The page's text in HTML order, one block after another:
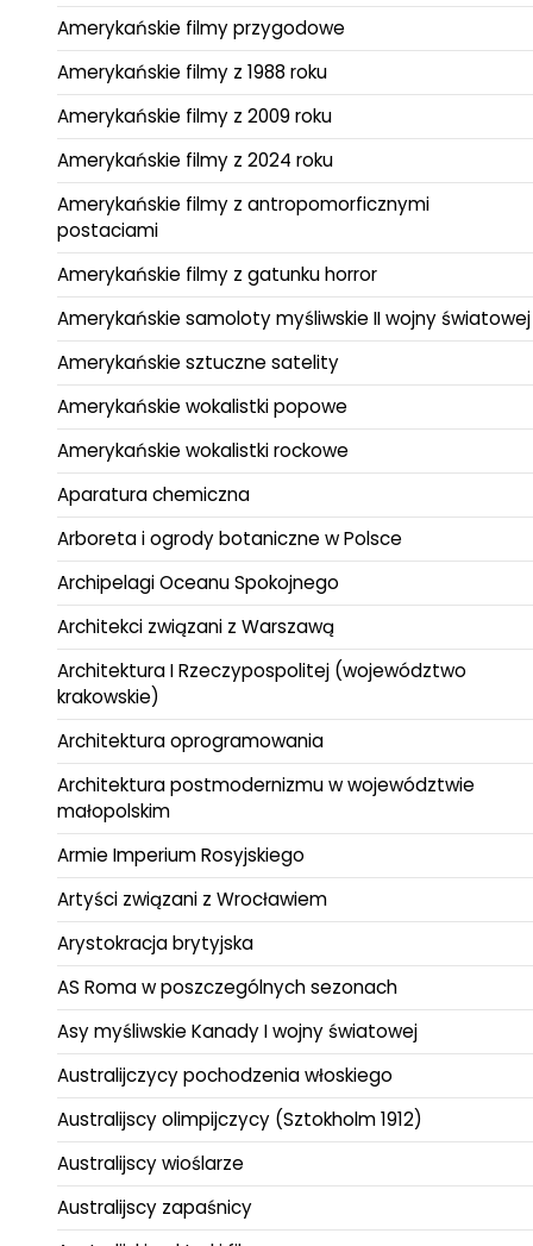
Amerykańskie filmy przygodowe
Amerykańskie filmy z 1988 roku
Amerykańskie filmy z 2009 roku
Amerykańskie filmy z 2024 roku
Amerykańskie filmy z antropomorficznymi
postaciami
Amerykańskie filmy z gatunku horror
Amerykańskie samoloty myśliwskie II wojny światowej
Amerykańskie sztuczne satelity
Amerykańskie wokalistki popowe
Amerykańskie wokalistki rockowe
Aparatura chemiczna
Arboreta i ogrody botaniczne w Polsce
Archipelagi Oceanu Spokojnego
Architekci związani z Warszawą
Architektura I Rzeczypospolitej (województwo
krakowskie)
Architektura oprogramowania
Architektura postmodernizmu w województwie
małopolskim
Armie Imperium Rosyjskiego
Artyści związani z Wrocławiem
Arystokracja brytyjska
AS Roma w poszczególnych sezonach
Asy myśliwskie Kanady I wojny światowej
Australijczycy pochodzenia włoskiego
Australijscy olimpijczycy (Sztokholm 1912)
Australijscy wioślarze
Australijscy zapaśnicy